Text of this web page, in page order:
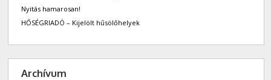
Nyitás hamarosan!
HŐSÉGRIADÓ – Kijelölt hűsölőhelyek
Archívum